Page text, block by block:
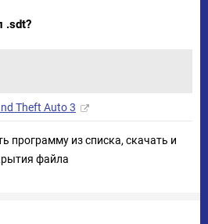
.sdt?
Theft Auto 3
программу из списка, скачать и
файла